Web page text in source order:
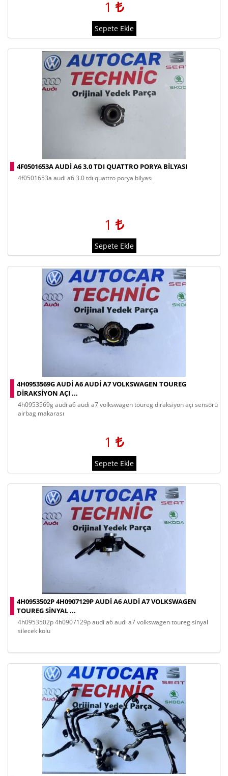
1
Sepete Ekle
4F0501653A AUDI A6 3.0 TDI QUATTRO PORYA BILYASI
4f0501653a audi a6 3.0 tdı quattro porya bilyası
1
Sepete Ekle
4H0953569G AUDI A6 AUDI A7 VOLKSWAGEN TOUREG
DIRAKSIYON AÇI ...
4h0953569g audi a6 audi a7 volkswagen toureg diraksiyon açı sensörü
airbag makarası
1
Sepete Ekle
4H0953502P 4H0907129P AUDI A6 AUDI A7 VOLKSWAGEN
TOUREG SINYAL ...
4h0953502p 4h0907129p audi a6 audi a7 volkswagen toureg sinyal
silecek kolu